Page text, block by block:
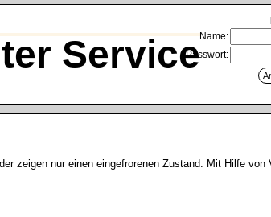
ServiceName:
Passwort:
zeigen nur einen eingefrorenen Zustand. Mit Hilfe von